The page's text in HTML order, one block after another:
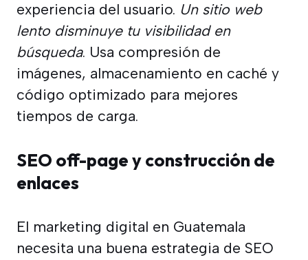
experiencia del usuario. Un sitio web
lento disminuye tu visibilidad en
búsqueda. Usa compresión de
imágenes, almacenamiento en caché y
código optimizado para mejores
tiempos de carga.
SEO off-page y construcción de
enlaces
El marketing digital en Guatemala
necesita una buena estrategia de SEO